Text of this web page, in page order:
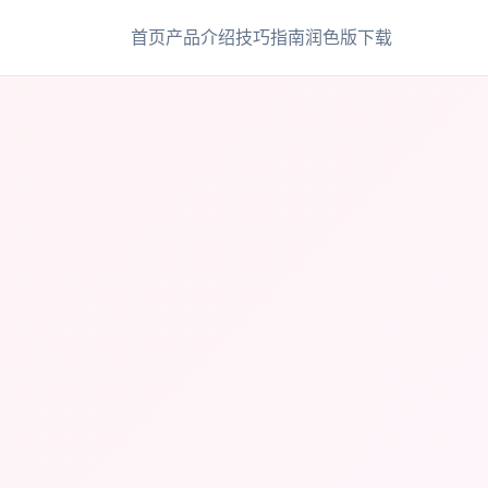
首页产品介绍技巧指南润色版下载